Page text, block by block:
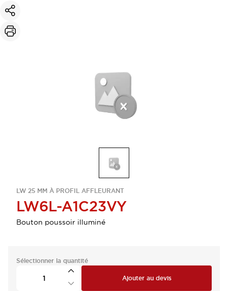
LW 25 MM À PROFIL AFFLEURANT
LW6L-A1C23VY
Bouton poussoir illuminé
Sélectionner la quantité
Ajouter au devis